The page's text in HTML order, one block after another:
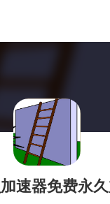
速器免费永